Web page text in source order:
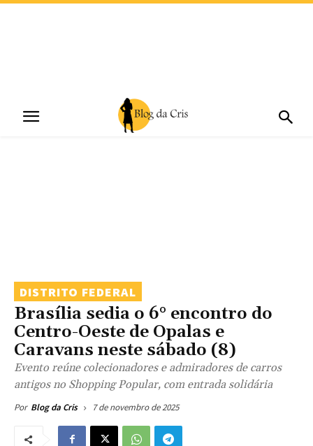
DISTRITO FEDERAL
Brasília sedia o 6° encontro do
Centro-Oeste de Opalas e
Caravans neste sábado (8)
Evento reúne colecionadores e admiradores de carros
antigos no Shopping Popular, com entrada solidária
Por Blog da Cris 7 de novembro de 2025